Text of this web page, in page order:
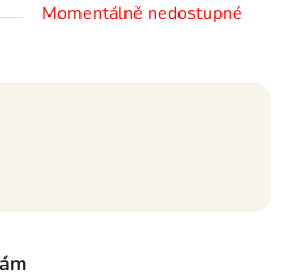
Momentálně nedostupné